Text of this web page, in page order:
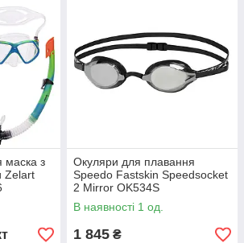
маска з
Zelart
Окуляри для плавання
Speedo Fastskin Speedsocket
2 Mirror OK534S
В наявності 1 од.
1 845 ₴